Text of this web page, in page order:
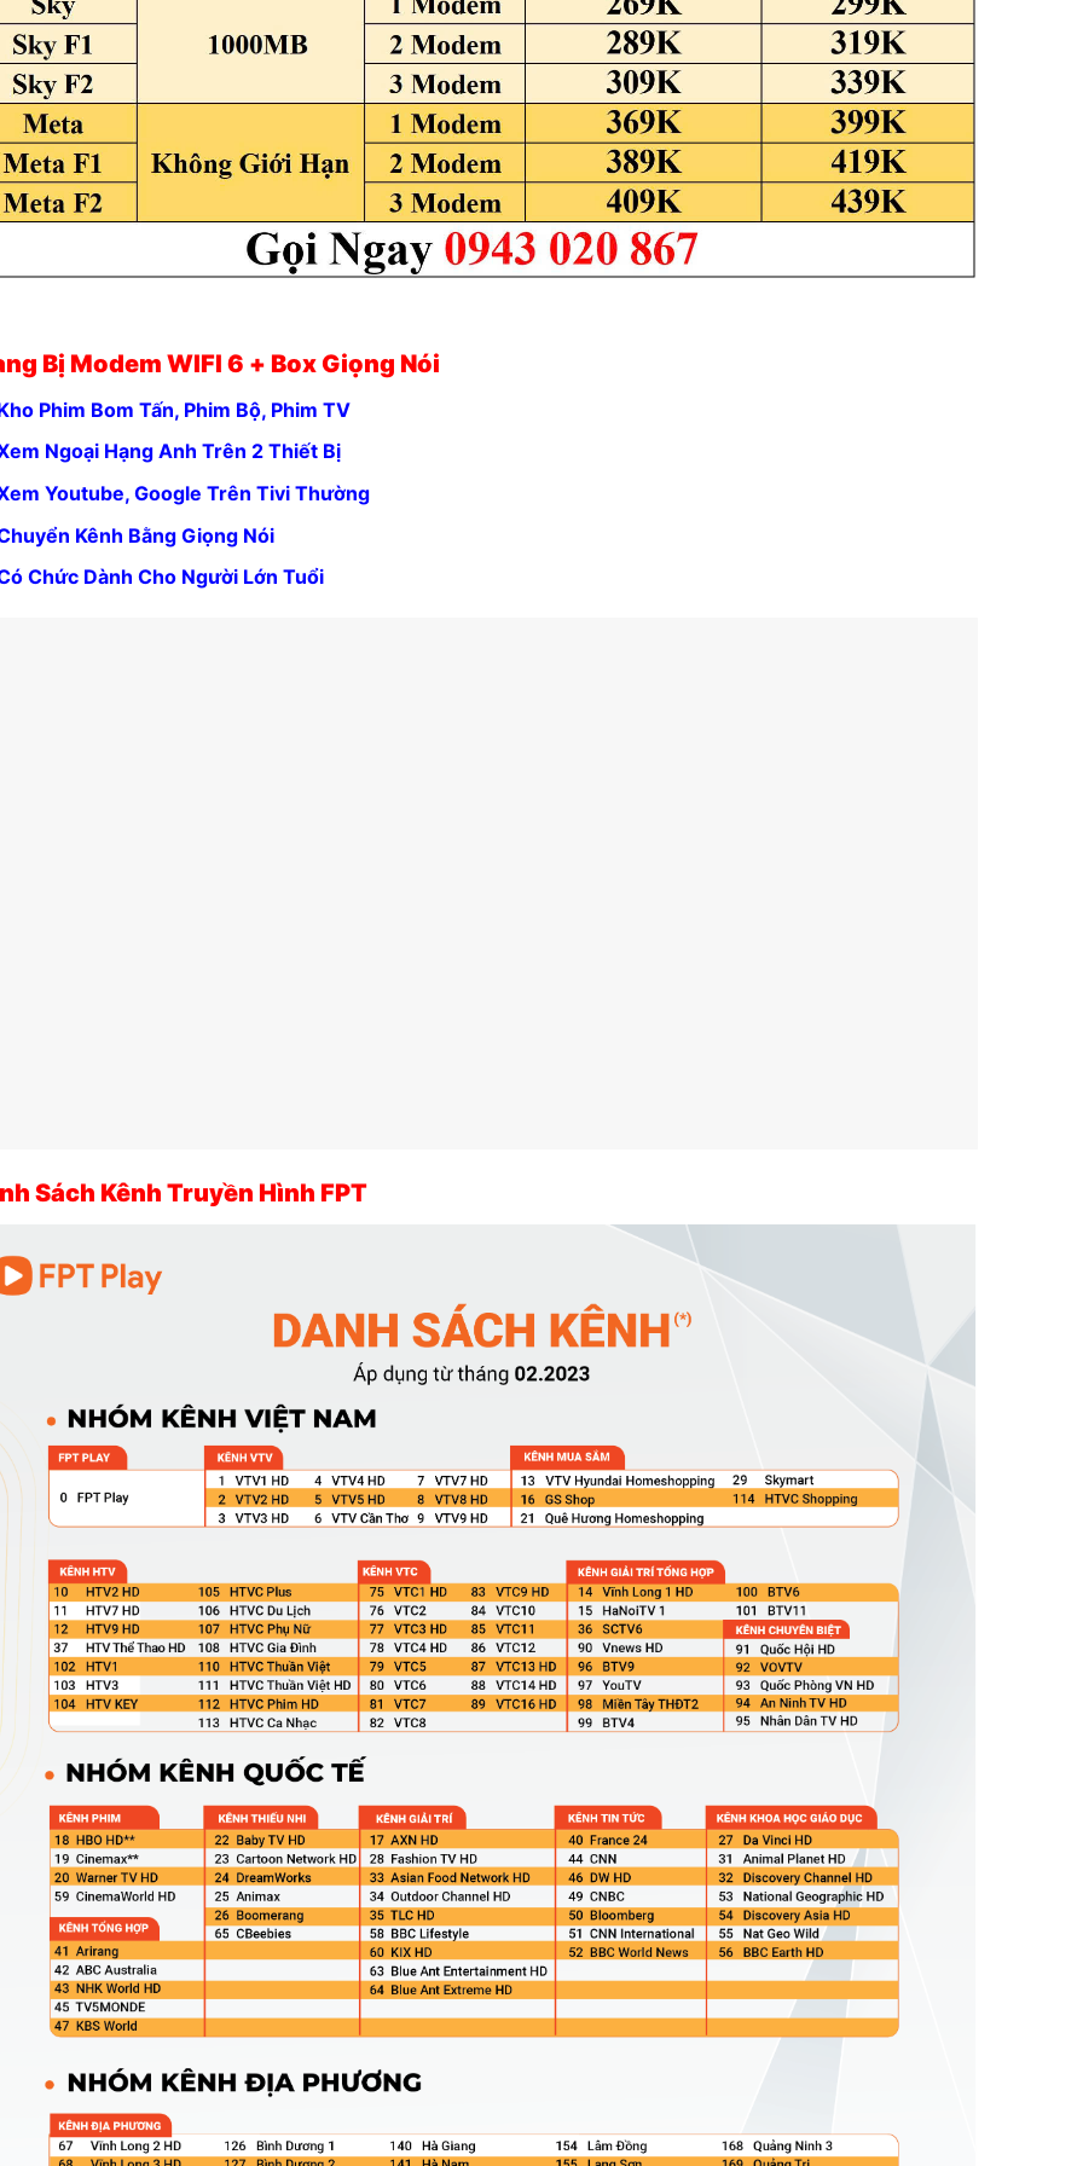
Bị Modem WIFI 6 + Box Giọng Nói
Phim Bom Tấn, Phim Bộ, Phim TV
Ngoại Hạng Anh Trên 2 Thiết Bị
Youtube, Google Trên Tivi Thường
Kênh Bằng Giọng Nói
Chức Dành Cho Người Lớn Tuổi
Sách Kênh Truyền Hình FPT